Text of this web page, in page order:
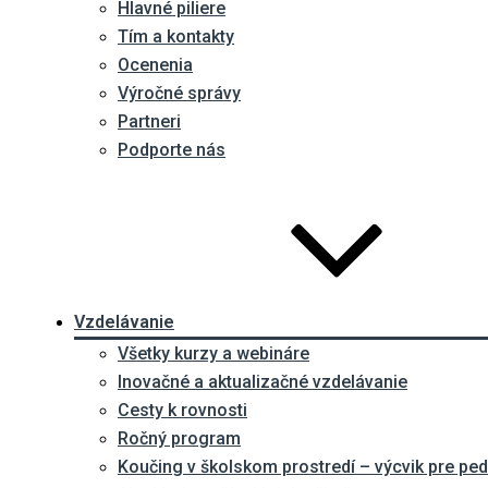
Hlavné piliere
Tím a kontakty
Ocenenia
Výročné správy
Partneri
Podporte nás
Vzdelávanie
Všetky kurzy a webináre
Inovačné a aktualizačné vzdelávanie
Cesty k rovnosti
Ročný program
Koučing v školskom prostredí – výcvik pre